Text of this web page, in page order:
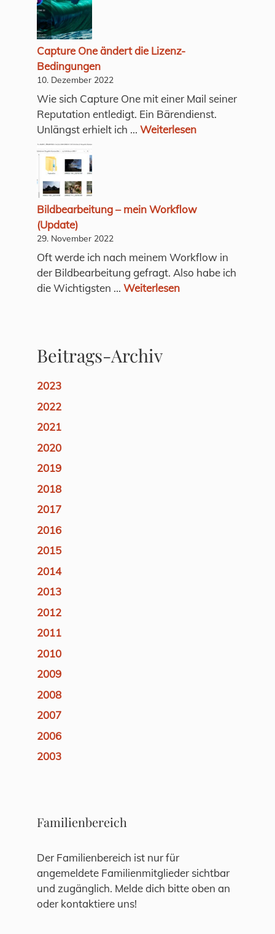
Capture One ändert die Lizenz-
Bedingungen
10. Dezember 2022
Wie sich Capture One mit einer Mail seiner
Reputation entledigt. Ein Bärendienst.
Unlängst erhielt ich ... Weiterlesen
Bildbearbeitung – mein Workflow
(Update)
29. November 2022
Oft werde ich nach meinem Workflow in
der Bildbearbeitung gefragt. Also habe ich
die Wichtigsten ... Weiterlesen
Beitrags-Archiv
2023
2022
2021
2020
2019
2018
2017
2016
2015
2014
2013
2012
2011
2010
2009
2008
2007
2006
2003
Familienbereich
Der Familienbereich ist nur für
angemeldete Familienmitglieder sichtbar
und zugänglich. Melde dich bitte oben an
oder kontaktiere uns!